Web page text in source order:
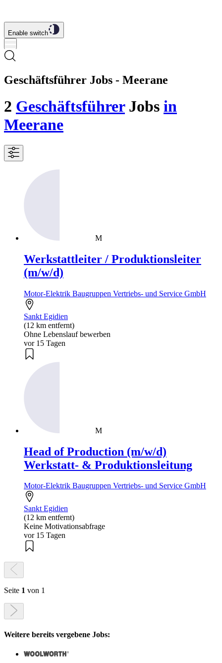
Enable switch
Geschäftsführer Jobs - Meerane
2 GeschäftsführerJobs in
Meerane
M
Werkstattleiter / Produktionsleiter
(m/w/d)
Motor-Elektrik Baugruppen Vertriebs- und Service GmbH
Sankt Egidien
(12 km entfernt)
Ohne Lebenslauf bewerben
vor 15 Tagen
M
Head of Production (m/w/d)
Werkstatt- & Produktionsleitung
Motor-Elektrik Baugruppen Vertriebs- und Service GmbH
Sankt Egidien
(12 km entfernt)
Keine Motivationsabfrage
vor 15 Tagen
Seite 1 von 1
Weitere bereits vergebene Jobs: